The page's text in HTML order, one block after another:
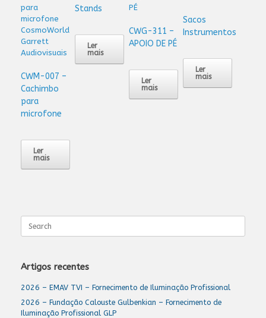
CWM-007 –
Cachimbo
para
microfone
Ler
mais
Stands
Ler
mais
CWG-311 –
APOIO DE PÉ
Ler
mais
Sacos
Instrumentos
Ler
mais
for:
Artigos recentes
2026 – EMAV TVI – Fornecimento de Iluminação Profissional
2026 – Fundação Calouste Gulbenkian – Fornecimento de
Iluminação Profissional GLP